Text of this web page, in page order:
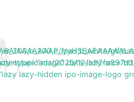
uploads/2025/12/
type="image" data-lazy-
lazy-hidden ipo-image-logo